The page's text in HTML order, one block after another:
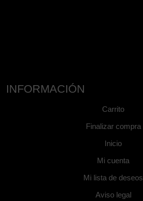
INFORMACIÓN
Carrito
Finalizar compra
Inicio
Mi cuenta
Mi lista de deseos
Aviso legal